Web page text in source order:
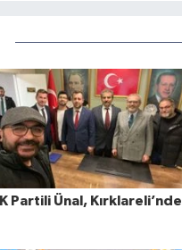
Partili Ünal, Kırklareli’nde